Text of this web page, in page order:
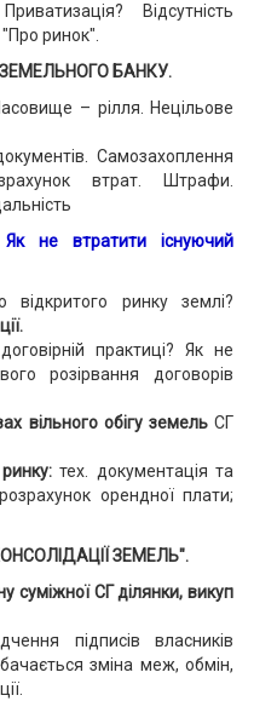
Приватизація? Відсутність
ринок".
БАНКУ.
– рілля. Нецільове
Самозахоплення
втрат. Штрафи.
Як не втратити існуючий
відкритого ринку землі?
практиці? Як не
розірвання договорів
вільного обігу земельСГ
тех. документація та
орендної плати;
ЗЕМЕЛЬ".
суміжної СГ ділянки, викуп
підписів власників
зміна меж, обмін,